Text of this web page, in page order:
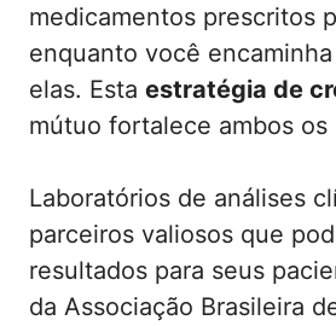
medicamentos prescritos
enquanto você
elas. Esta estratégia de
mútuo fortalece ambos os
Laboratórios de análises
parceiros valiosos que
resultados para seus
da Associação Brasileira